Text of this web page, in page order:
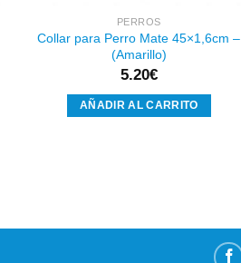
PERROS
Collar para Perro Mate 45×1,6cm –
(Amarillo)
5.20€
AÑADIR AL CARRITO